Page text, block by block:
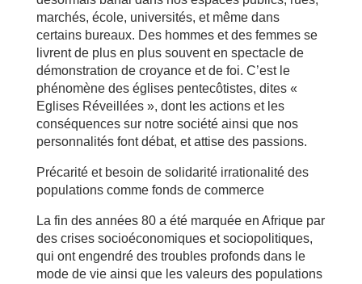
marchés, école, universités, et même dans
certains bureaux. Des hommes et des femmes se
livrent de plus en plus souvent en spectacle de
démonstration de croyance et de foi. C’est le
phénomène des églises pentecôtistes, dites «
Eglises Réveillées », dont les actions et les
conséquences sur notre société ainsi que nos
personnalités font débat, et attise des passions.
Précarité et besoin de solidarité irrationalité des
populations comme fonds de commerce
La fin des années 80 a été marquée en Afrique par
des crises socioéconomiques et sociopolitiques,
qui ont engendré des troubles profonds dans le
mode de vie ainsi que les valeurs des populations